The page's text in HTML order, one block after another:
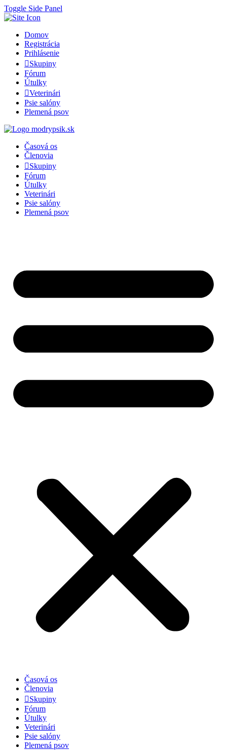
Toggle Side Panel
Domov
Registrácia
Prihlásenie
Skupiny
Fórum
Útulky
Veterinári
Psie salóny
Plemená psov
Časová os
Členovia
Skupiny
Fórum
Útulky
Veterinári
Psie salóny
Plemená psov
Časová os
Členovia
Skupiny
Fórum
Útulky
Veterinári
Psie salóny
Plemená psov